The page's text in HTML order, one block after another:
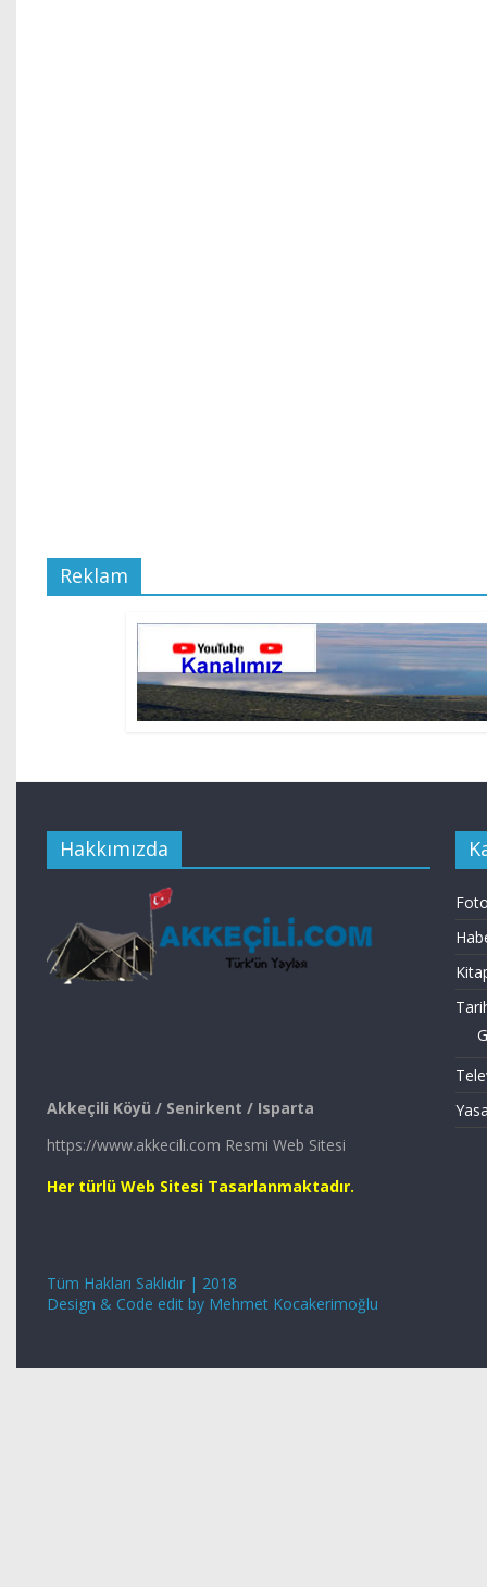
Reklam
Hakkımızda
Akkeçili Köyü / Senirkent / Isparta
https://www.akkecili.com Resmi Web Sitesi
Her türlü Web Sitesi Tasarlanmaktadır.
Tüm Hakları Saklıdır | 2018
Design & Code edit by Mehmet Kocakerimoğlu